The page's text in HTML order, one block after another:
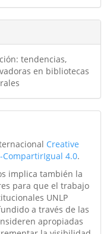
tendencias,
en bibliotecas
Creative
CompartirIgual 4.0.
implica también la
para que el trabajo
UNLP
a través de las
apropiadas